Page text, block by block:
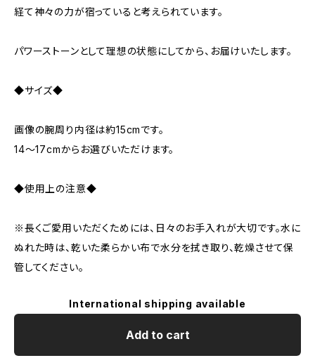
経て神々の力が宿っていると考えられています。
パワーストーンとして理想の状態にしてから、お届けいたします。
◆サイズ◆
画像の腕周り内径は約15cmです。
14～17cmからお選びいただけます。
◆使用上の注意◆
※長くご愛用いただくためには、日々のお手入れが大切です。水に
ぬれた時は、乾いた柔らかい布で水分を拭き取り、乾燥させて保
管してください。
International shipping available
Add to cart